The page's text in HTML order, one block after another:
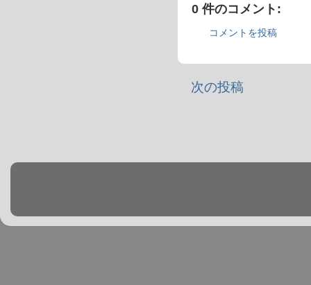
0 件のコメント:
コメントを投稿
次の投稿